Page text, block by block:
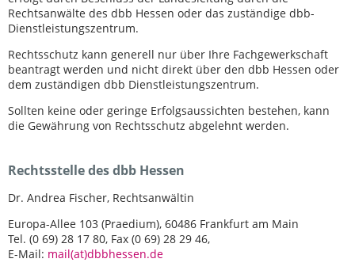
Rechtsanwälte des dbb Hessen oder das zuständige dbb-
Dienstleistungszentrum.
Rechtsschutz kann generell nur über Ihre Fachgewerkschaft
beantragt werden und nicht direkt über den dbb Hessen oder
dem zuständigen dbb Dienstleistungszentrum.
Sollten keine oder geringe Erfolgsaussichten bestehen, kann
die Gewährung von Rechtsschutz abgelehnt werden.
Rechtsstelle des dbb Hessen
Dr. Andrea Fischer, Rechtsanwältin
Europa-Allee 103 (Praedium), 60486 Frankfurt am Main
Tel. (0 69) 28 17 80, Fax (0 69) 28 29 46,
E-Mail: mail(at)dbbhessen.de